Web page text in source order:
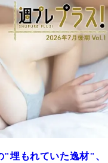
"埋もれていた逸材"、